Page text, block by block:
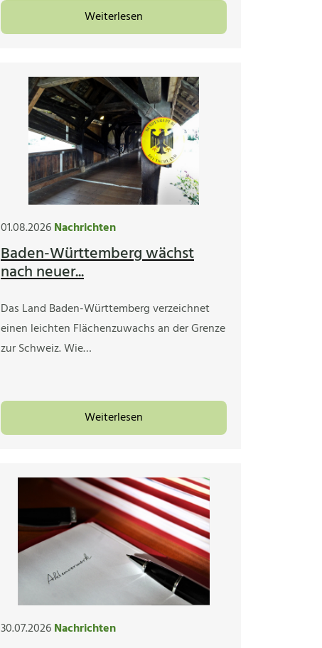
Weiterlesen
01.08.2026Nachrichten
Baden-Württemberg wächst
nach neuer...
Das Land Baden-Württemberg verzeichnet
einen leichten Flächenzuwachs an der Grenze
zur Schweiz. Wie…
Weiterlesen
30.07.2026Nachrichten